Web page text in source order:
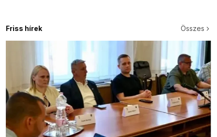
Friss hírek Összes